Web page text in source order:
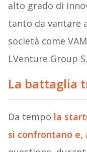
alto grado di
tanto da vantare
società come
LVenture Group
La battaglia
Da tempo la
si confrontano e,